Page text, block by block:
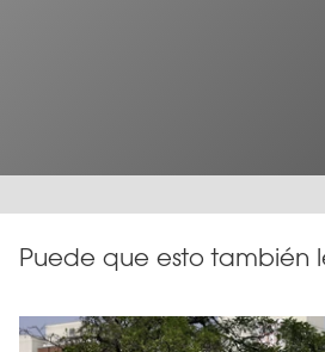
Puede que esto también